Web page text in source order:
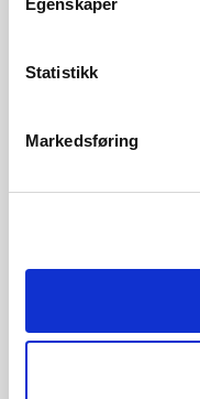
Statistikk
Markedsføring
søknad om
søknad om
frittstående
Vannkraft
Fra 24. mars 2026